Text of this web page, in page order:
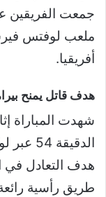
ملعب لوفتس
أفريقيا.
هدف قاتل يمنح
شهدت المباراة
طريق رأسية